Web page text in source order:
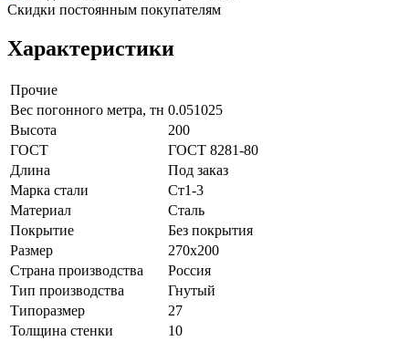
Скидки постоянным покупателям
Характеристики
Прочие
Вес погонного метра, тн 0.051025
Высота
200
ГОСТ
ГОСТ 8281-80
Длина
Под заказ
Марка стали
Ст1-3
Материал
Сталь
Покрытие
Без покрытия
Размер
270х200
Страна производства
Россия
Тип производства
Гнутый
Типоразмер
27
Толщина стенки
10